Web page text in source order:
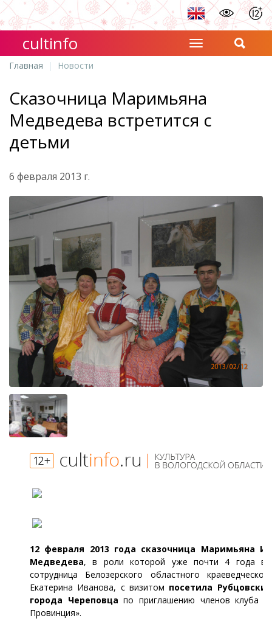
cultinfo
Главная Новости
Сказочница Маримьяна
Медведева встретится с
детьми
6 февраля 2013 г.
12 февраля 2013 года сказочница Маримьяна
Медведева, в роли которой уже почти 4 года
сотрудница Белозерского областного
Екатерина Иванова, с визитом посетила
города Череповца по приглашению членов клуба
Провинция».